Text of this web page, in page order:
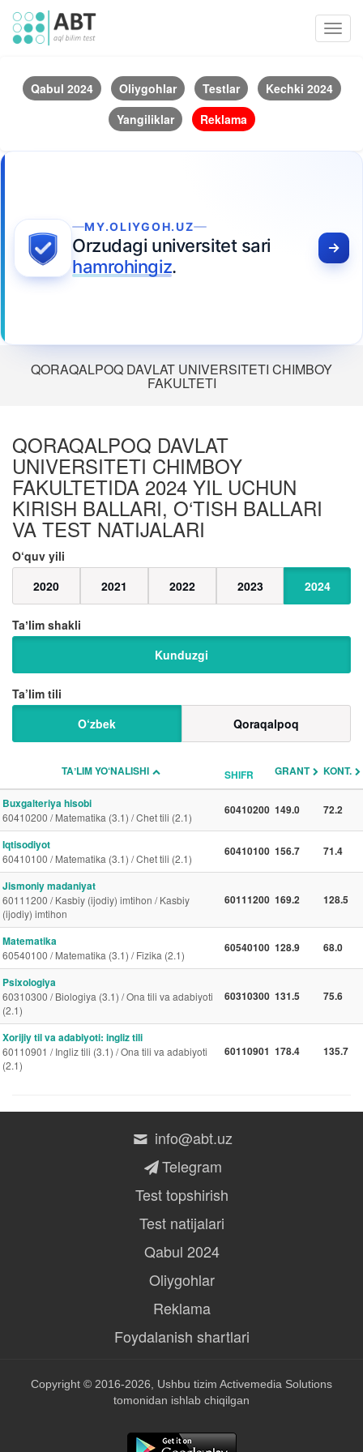
Qabul 2024 Oliygohlar Testlar
Kechki 2024
Yangiliklar
Reklama
MY.OLIYGOH.UZ
Orzudagi universitet sari
hamrohingiz.
QORAQALPOQ DAVLAT UNIVERSITETI CHIMBOY
FAKULTETI
QORAQALPOQ DAVLAT
UNIVERSITETI CHIMBOY
FAKULTETIDA 2024 YIL UCHUN
KIRISH BALLARI, O‘TISH BALLARI
VA TEST NATIJALARI
O‘quv yili
2020
2021 2022 2023 2024
Taʼlim shakli
Kunduzgi
Ta’lim tili
O‘zbek
Qoraqalpoq
TAʼLIM YO‘NALISHI SHIFR GRANT KONT.
Buxgalteriya hisobi
60410200 / Matematika (3.1) / Chet tili (2.1)
60410200 149.0 72.2
Iqtisodiyot
60410100 / Matematika (3.1) / Chet tili (2.1)
60410100 156.7 71.4
Jismoniy madaniyat
60111200 / Kasbiy (ijodiy) imtihon / Kasbiy
(ijodiy) imtihon
60111200 169.2 128.5
Matematika
60540100 / Matematika (3.1) / Fizika (2.1)
60540100 128.9 68.0
Psixologiya
60310300 / Biologiya (3.1) / Ona tili va adabiyoti
(2.1)
60310300 131.5 75.6
Xorijiy til va adabiyoti: ingliz tili
60110901 / Ingliz tili (3.1) / Ona tili va adabiyoti
(2.1)
60110901 178.4 135.7
info@abt.uz
Telegram
Test topshirish
Test natijalari
Qabul 2024
Oliygohlar
Reklama
Foydalanish shartlari
Copyright © 2016-2026, Ushbu tizim Activemedia Solutions
tomonidan ishlab chiqilgan